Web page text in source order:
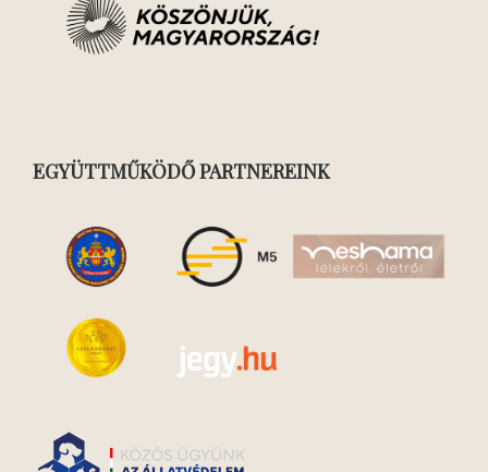
EGYÜTTMŰKÖDŐ PARTNEREINK